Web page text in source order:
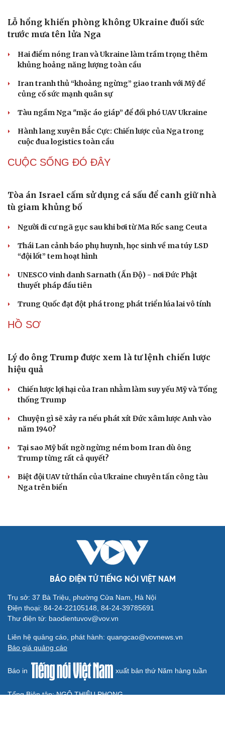
Cải chính
Chuyện gì sẽ xảy ra nếu phát xít Đức xâm lược Anh vào
năm 1940?
Tại sao Mỹ bất ngờ ngừng ném bom Iran dù ông
Trump từng rất cả quyết?
Biệt đội UAV tử thần của Ukraine chuyên tấn công tàu
Nga trên biển
CHÍNH TRỊ
An ninh mạng quốc gia
Chính phủ
Xây dựng chỉ tiêu “như KPIs” để Quốc hội giám sát kết
quả phòng, chống tội phạm
Đại tướng Phan Văn Giang chủ trì lễ đón Bộ trưởng Quốc
phòng Malaysia
Đồng chí Trần Cẩm Tú chủ trì Hội nghị Ban Thường vụ
Đảng ủy các cơ quan Đảng TƯ
Lỗ hổng khiến phòng không Ukraine đuối sức
trước mưa tên lửa Nga
Hai điểm nóng Iran và Ukraine làm trầm trọng thêm
củng cố sức mạnh quân sự
Tàu ngầm Nga "mặc áo giáp” để đối phó UAV Ukraine
Hành lang xuyên Bắc Cực: Chiến lược của Nga trong
cuộc đua logistics toàn cầu
CUỘC SỐNG ĐÓ ĐÂY